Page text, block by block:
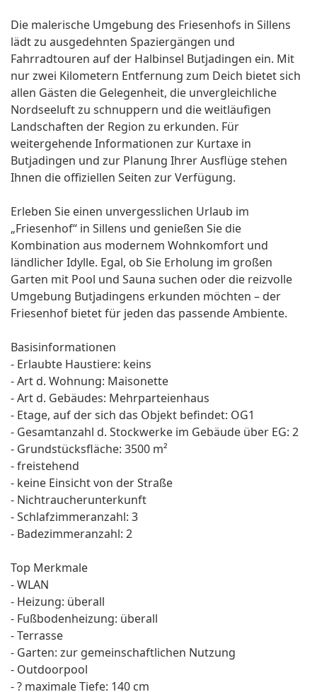
Die malerische Umgebung des Friesenhofs in Sillens
lädt zu ausgedehnten Spaziergängen und
Fahrradtouren auf der Halbinsel Butjadingen ein. Mit
nur zwei Kilometern Entfernung zum Deich bietet sich
allen Gästen die Gelegenheit, die unvergleichliche
Nordseeluft zu schnuppern und die weitläufigen
Landschaften der Region zu erkunden. Für
weitergehende Informationen zur Kurtaxe in
Butjadingen und zur Planung Ihrer Ausflüge stehen
Ihnen die offiziellen Seiten zur Verfügung.
Erleben Sie einen unvergesslichen Urlaub im
„Friesenhof“ in Sillens und genießen Sie die
Kombination aus modernem Wohnkomfort und
ländlicher Idylle. Egal, ob Sie Erholung im großen
Garten mit Pool und Sauna suchen oder die reizvolle
Umgebung Butjadingens erkunden möchten – der
Friesenhof bietet für jeden das passende Ambiente.
Basisinformationen
- Erlaubte Haustiere: keins
- Art d. Wohnung: Maisonette
- Art d. Gebäudes: Mehrparteienhaus
- Etage, auf der sich das Objekt befindet: OG1
- Gesamtanzahl d. Stockwerke im Gebäude über EG: 2
- Grundstücksfläche: 3500 m²
- freistehend
- keine Einsicht von der Straße
- Nichtraucherunterkunft
- Schlafzimmeranzahl: 3
- Badezimmeranzahl: 2
Top Merkmale
- WLAN
- Heizung: überall
- Fußbodenheizung: überall
- Terrasse
- Garten: zur gemeinschaftlichen Nutzung
- Outdoorpool
- ? maximale Tiefe: 140 cm